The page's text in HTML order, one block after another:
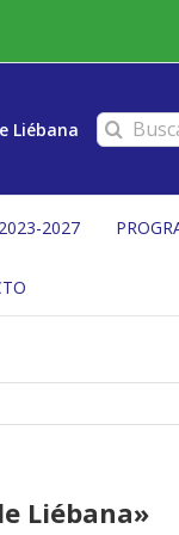
Liébana Buscar:
2027
Liébana»